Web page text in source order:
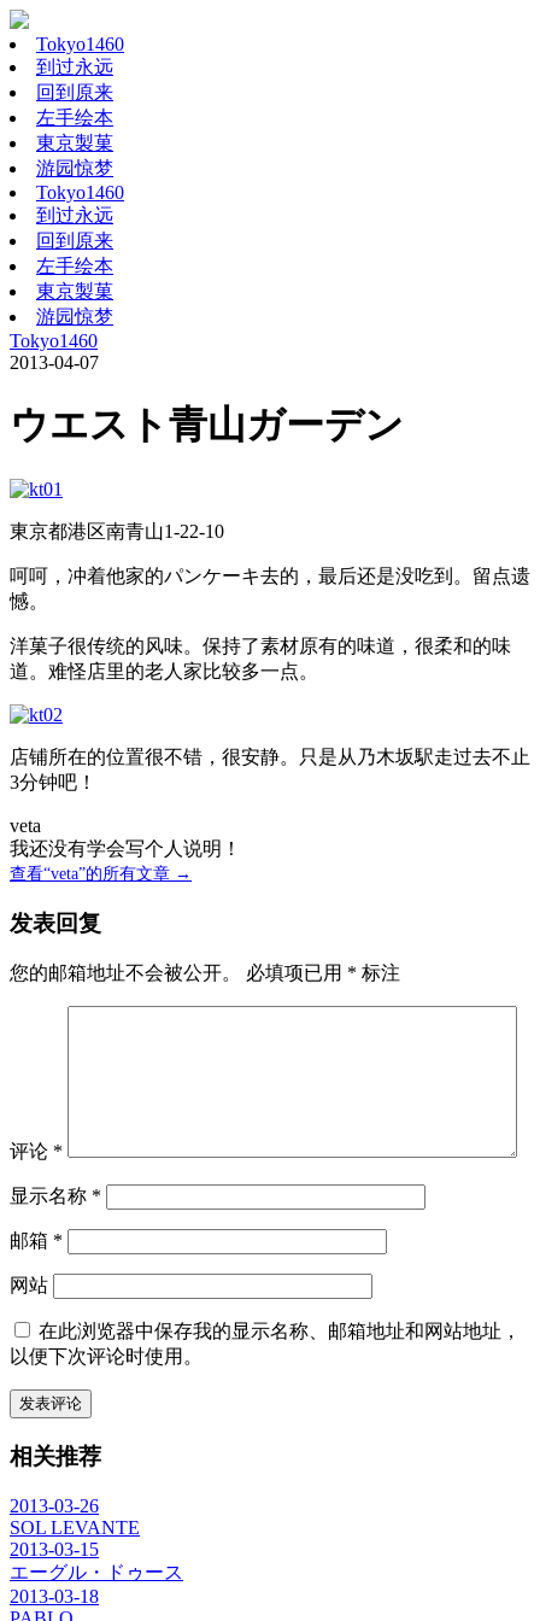
Tokyo1460
到过永远
回到原来
左手绘本
東京製菓
游园惊梦
Tokyo1460
到过永远
回到原来
左手绘本
東京製菓
游园惊梦
Tokyo1460
2013-04-07
ウエスト青山ガーデン
東京都港区南青山1-22-10
呵呵，冲着他家的パンケーキ去的，最后还是没吃到。留点遗
憾。
洋菓子很传统的风味。保持了素材原有的味道，很柔和的味
道。难怪店里的老人家比较多一点。
店铺所在的位置很不错，很安静。只是从乃木坂駅走过去不止
3分钟吧！
veta
我还没有学会写个人说明！
查看“veta”的所有文章 →
发表回复
您的邮箱地址不会被公开。 必填项已用 * 标注
评论 *
显示名称 *
邮箱 *
网站
在此浏览器中保存我的显示名称、邮箱地址和网站地址，
以便下次评论时使用。
相关推荐
2013-03-26
SOL LEVANTE
2013-03-15
エーグル・ドゥース
2013-03-18